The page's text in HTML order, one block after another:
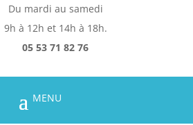
Du mardi au samedi
9h à 12h et 14h à 18h.
05 53 71 82 76